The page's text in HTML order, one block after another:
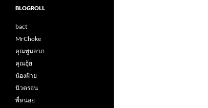
BLOGROLL
bact
MrChoke
คุณพูนลาภ
คุณฮุ้ย
น้องฝ้าย
นิวตรอน
พี่หน่อย